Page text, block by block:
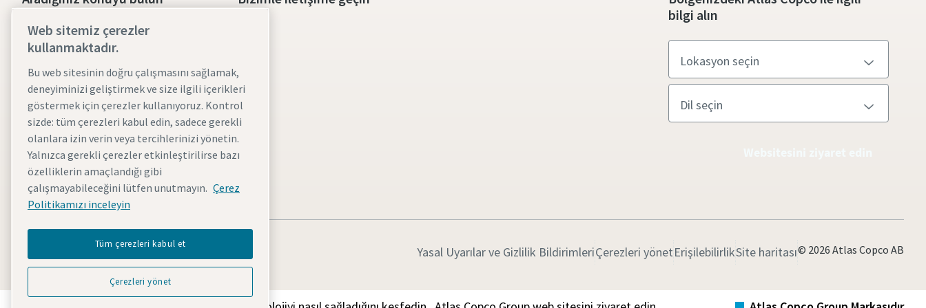
Yağsız hava kompresörleri
Yağ enjeksiyonlu kompresörler
Kompresör Yedek Parça & Servis
Basınçlı Hava Wiki
Kompresör Blog
Basınçlı Hava Çözümleri
MSDS formu
bilgi alın
Yasal Uyarılar ve Gizlilik BildirimleriÇerezleri yönetErişilebilirlikSite haritası© 2026 Atlas Copco AB
Web sitemiz çerezler
kullanmaktadır.
Bu web sitesinin doğru çalışmasını sağlamak,
deneyiminizi geliştirmek ve size ilgili içerikleri
göstermek için çerezler kullanıyoruz. Kontrol
sizde: tüm çerezleri kabul edin, sadece gerekli
olanlara izin verin veya tercihlerinizi yönetin.
Yalnızca gerekli çerezler etkinleştirilirse bazı
özelliklerin amaçlandığı gibi
çalışmayabileceğini lütfen unutmayın. Çerez
Politikamızı inceleyin
Tüm çerezleri kabul et
Çerezleri yönet